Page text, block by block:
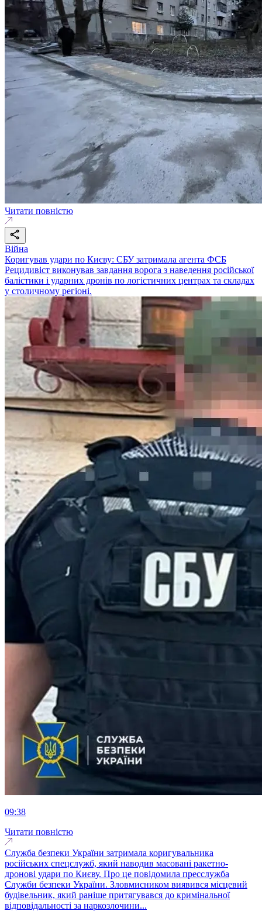
Читати повністю
Війна
Коригував удари по Києву: СБУ затримала агента ФСБ
Рецидивіст виконував завдання ворога з наведення російської
балістики і ударних дронів по логістичних центрах та складах
у столичному регіоні.
09:38
Читати повністю
Служба безпеки України затримала коригувальника
російських спецслужб, який наводив масовані ракетно-
дронові удари по Києву. Про це повідомила пресслужба
Служби безпеки України. Зловмисником виявився місцевий
будівельник, який раніше притягувався до кримінальної
відповідальності за наркозлочини...